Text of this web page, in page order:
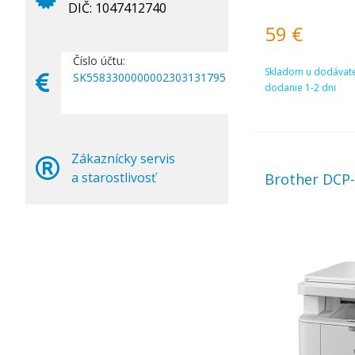
počítačom je
USB alebo
alebo skenovania
pomocou služby
59 €
Skladom u
dodanie 1-2 dni
Brother
DIČ: 1047412740
Číslo účtu:
SK5583300000002303131795
Zákaznícky servis
a starostlivosť